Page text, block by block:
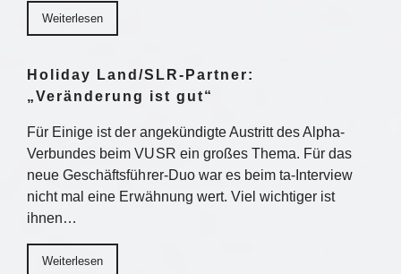
Weiterlesen
Holiday Land/SLR-Partner:
„Veränderung ist gut“
Für Einige ist der angekündigte Austritt des Alpha-
Verbundes beim VUSR ein großes Thema. Für das
neue Geschäftsführer-Duo war es beim ta-Interview
nicht mal eine Erwähnung wert. Viel wichtiger ist
ihnen…
Weiterlesen